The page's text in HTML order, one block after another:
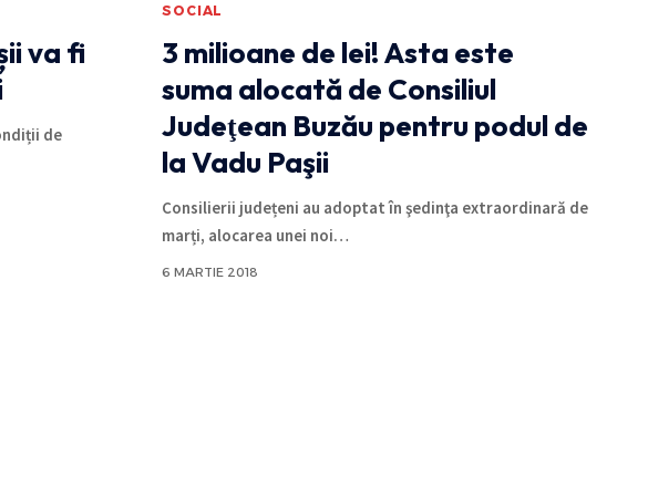
va fi
de
SOCIAL
3 milioane de lei! Asta este
suma alocată de Consiliul
Judeţean Buzău pentru podul de
la Vadu Paşii
Consilierii județeni au adoptat în şedinţa extraordinară de
marți, alocarea unei noi…
6 MARTIE 2018